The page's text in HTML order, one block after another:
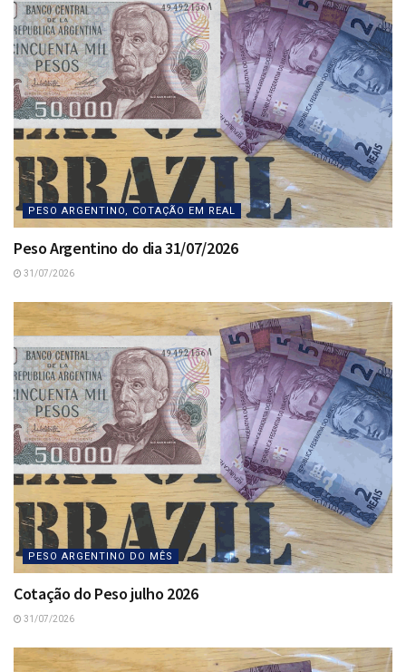
PESO ARGENTINO, COTAÇÃO EM REAL
Peso Argentino do dia 31/07/2026
31/07/2026
PESO ARGENTINO DO MÊS
Cotação do Peso julho 2026
31/07/2026